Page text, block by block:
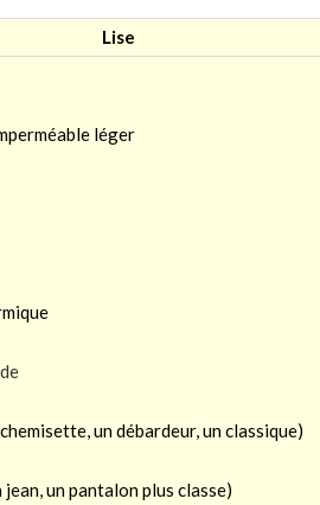
Lise
léger
un débardeur, un classique)
un pantalon plus classe)